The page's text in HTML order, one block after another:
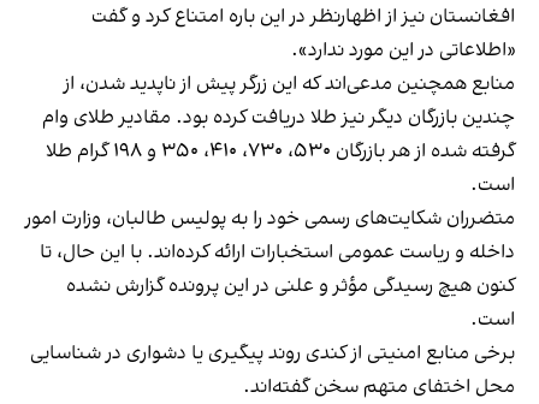
افغانستان نیز از اظهارنظر در این باره امتناع کرد و گفت
«اطلاعاتی در این مورد ندارد».
منابع همچنین مدعی‌اند که این زرگر پیش از ناپدید شدن، از
چندین بازرگان دیگر نیز طلا دریافت کرده بود. مقادیر طلای وام
گرفته شده از هر بازرگان ۵۳۰، ۷۳۰، ۴۱۰، ۳۵۰ و ۱۹۸ گرام طلا
است.
متضرران شکایت‌های رسمی خود را به پولیس طالبان، وزارت امور
داخله و ریاست عمومی استخبارات ارائه کرده‌اند. با این حال، تا
کنون هیچ رسیدگی مؤثر و علنی در این پرونده گزارش نشده
است.
برخی منابع امنیتی از کندی روند پیگیری یا دشواری در شناسایی
محل اختفای متهم سخن گفته‌اند.